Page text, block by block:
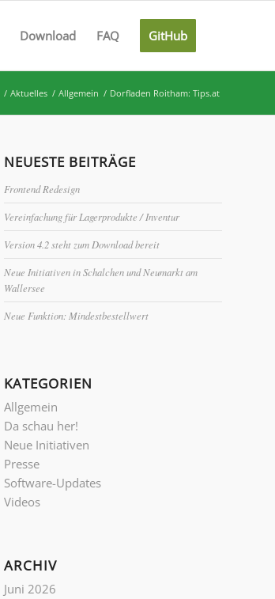
Download FAQ GitHub
/ Aktuelles / Allgemein / Dorfladen Roitham: Tips.at
NEUESTE BEITRÄGE
Frontend Redesign
Vereinfachung für Lagerprodukte / Inventur
Version 4.2 steht zum Download bereit
Neue Initiativen in Schalchen und Neumarkt am
Wallersee
Neue Funktion: Mindestbestellwert
KATEGORIEN
Allgemein
Da schau her!
Neue Initiativen
Presse
Software-Updates
Videos
ARCHIV
Juni 2026